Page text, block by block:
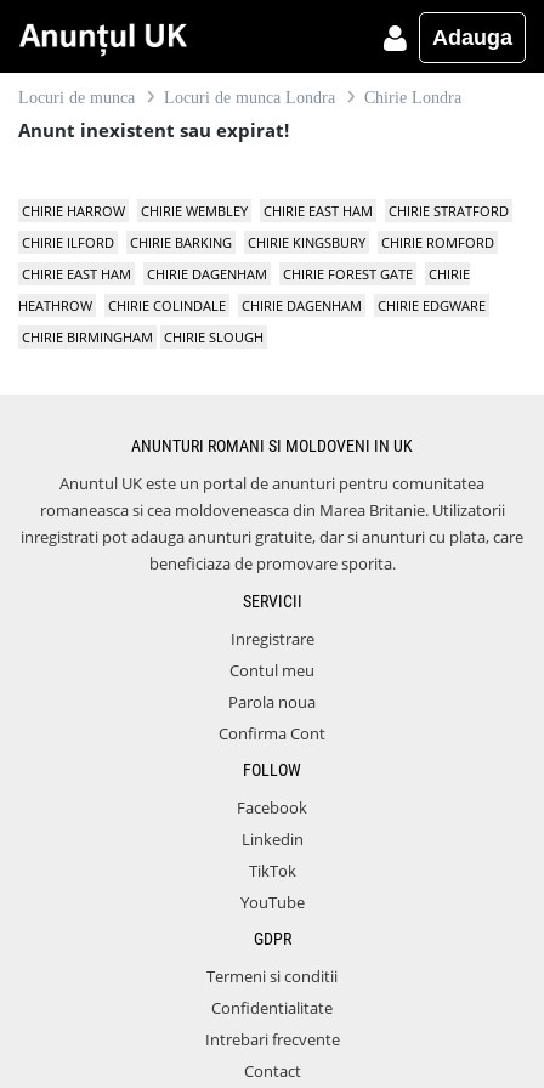
Adauga
Locuri de munca Locuri de munca Londra Chirie Londra
Anunt inexistent sau expirat!
CHIRIE HARROW CHIRIE WEMBLEY CHIRIE EAST HAM
CHIRIE STRATFORD
CHIRIE ILFORD
CHIRIE BARKING CHIRIE KINGSBURY
CHIRIE ROMFORD
CHIRIE EAST HAM
CHIRIE DAGENHAM CHIRIE FOREST GATE
CHIRIE
HEATHROW
CHIRIE COLINDALE CHIRIE DAGENHAM
CHIRIE EDGWARE
CHIRIE BIRMINGHAM
CHIRIE SLOUGH
ANUNTURI ROMANI SI MOLDOVENI IN UK
Anuntul UK este un portal de anunturi pentru comunitatea
romaneasca si cea moldoveneasca din Marea Britanie. Utilizatorii
inregistrati pot adauga anunturi gratuite, dar si anunturi cu plata, care
beneficiaza de promovare sporita.
SERVICII
Inregistrare
Contul meu
Parola noua
Confirma Cont
FOLLOW
Facebook
Linkedin
TikTok
YouTube
GDPR
Termeni si conditii
Confidentialitate
Intrebari frecvente
Contact